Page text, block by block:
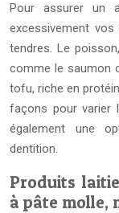
Pour assurer un
excessivement
tendres. Le
comme le saumon
tofu, riche en
façons pour varier
également une
dentition.
Produits
à pâte molle,